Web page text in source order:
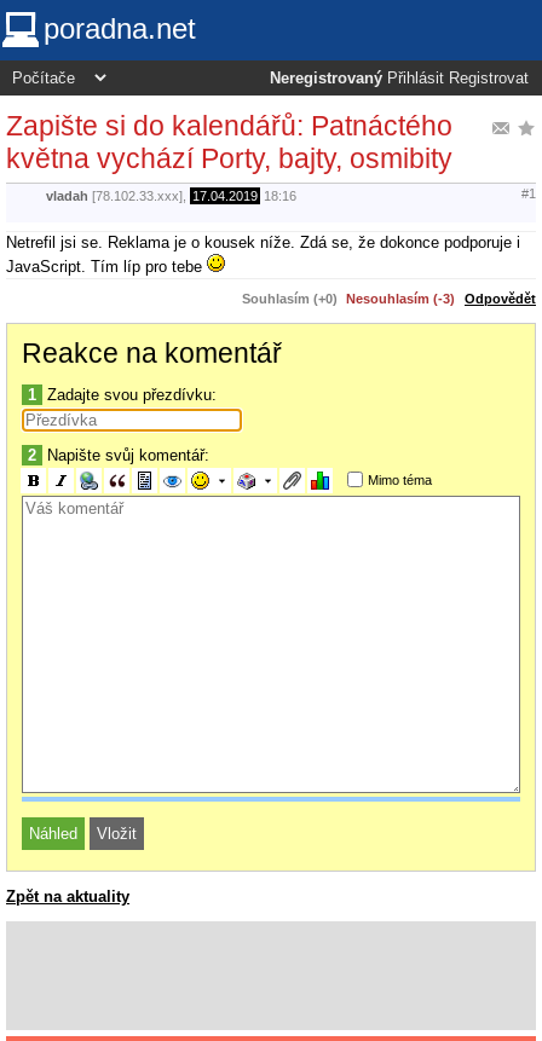
poradna.net
Neregistrovaný Přihlásit Registrovat
Zapište si do kalendářů: Patnáctého
května vychází Porty, bajty, osmibity
vladah [78.102.33.xxx], 17.04.2019 18:16 #1
Netrefil jsi se. Reklama je o kousek níže. Zdá se, že dokonce podporuje i
JavaScript. Tím líp pro tebe
Souhlasím (+0) Nesouhlasím (-3) Odpovědět
Reakce na komentář
1 Zadajte svou přezdívku:
2 Napište svůj komentář:
Mimo téma
Zpět na aktuality